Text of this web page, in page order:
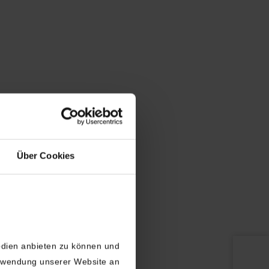
Über Cookies
anbieten zu können und
unserer Website an